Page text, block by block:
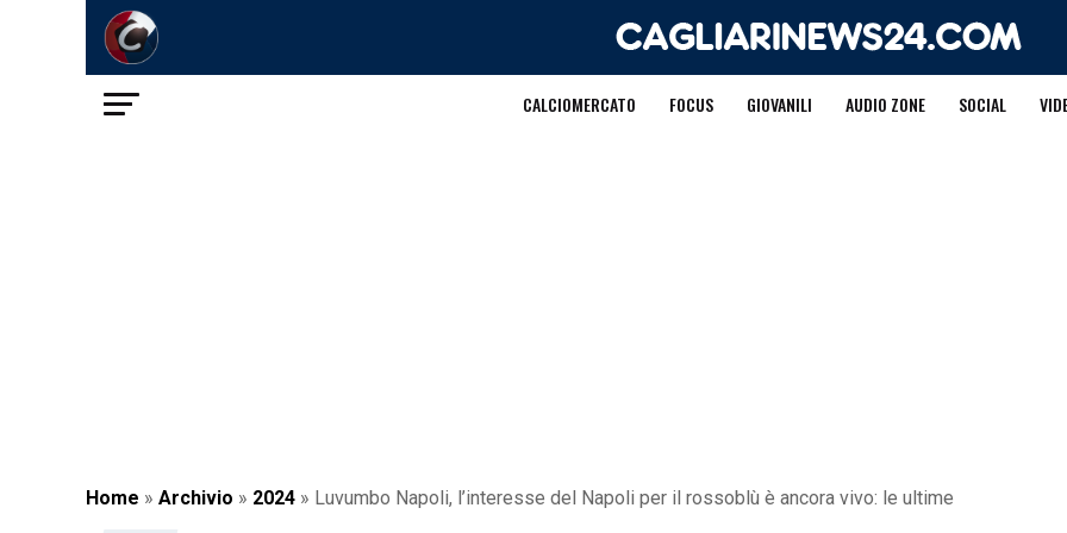
CALCIOMERCATO FOCUS GIOVANILI AUDIO ZONE SOCIAL
Home » Archivio » 2024 » Luvumbo Napoli, l’interesse del Napoli per il rossoblù è ancora vivo: le ultime